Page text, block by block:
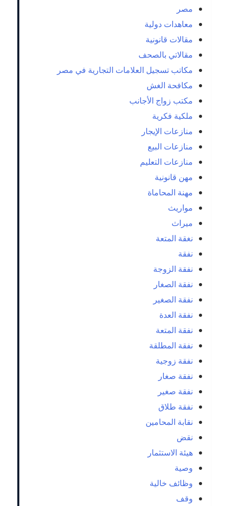
مصر
معاهدات دولية
مقالات قانونية
مقالاتي بالصحف
مكاتب تسجيل العلامات التجارية في مصر
مكافحة الغش
مكتب زواج الأجانب
ملكية فكرية
منازعات الإيجار
منازعات البيع
منازعات التعليم
مهن قانونية
مهنة المحاماة
مواريث
ميراث
نغقة المتعة
نفقة
نفقة الزوجة
نفقة الصغار
نفقة الصغير
نفقة العدة
نفقة المتعة
نفقة المطلقة
نفقة زوجية
نفقة صغار
نفقة صغير
نفقة طلاق
نقابة المحامين
نقض
هيئة الاستثمار
وصية
وظائف خالية
وقف